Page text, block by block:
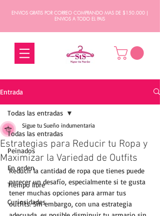
ENVIOS GRATIS POR CORREO COMPRANDO MAS DE $150.000 |
ENVIOS A TODO EL PAIS
Entrada
Todas las entradas
Peinados
En orden
Tiempo libre
Curiosidades
Todas las entradas
Estrategias para Reducir tu Ropa y
Maximizar la Variedad de Outfits
Sigue tu Sueño indumentaria
Reducir la cantidad de ropa que tienes puede
parecer un desafío, especialmente si te gusta
tener muchas opciones para armar tus
outfits. Sin embargo, con una estrategia